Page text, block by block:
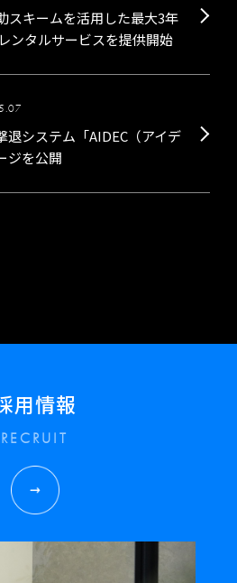
スキームを活用した最大3年
ンタルサービスを提供開始
退システム「AIDEC（アイデ
ジを公開
用情報
RECRUIT